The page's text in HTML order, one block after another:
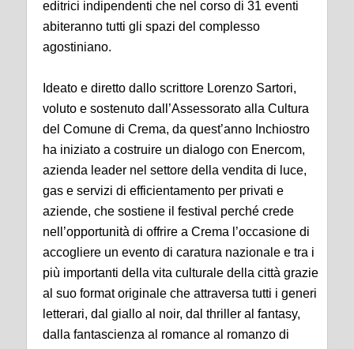
editrici indipendenti che nel corso di 31 eventi
abiteranno tutti gli spazi del complesso
agostiniano.
Ideato e diretto dallo scrittore Lorenzo Sartori,
voluto e sostenuto dall’Assessorato alla Cultura
del Comune di Crema, da quest’anno Inchiostro
ha iniziato a costruire un dialogo con Enercom,
azienda leader nel settore della vendita di luce,
gas e servizi di efficientamento per privati e
aziende, che sostiene il festival perché crede
nell’opportunità di offrire a Crema l’occasione di
accogliere un evento di caratura nazionale e tra i
più importanti della vita culturale della città grazie
al suo format originale che attraversa tutti i generi
letterari, dal giallo al noir, dal thriller al fantasy,
dalla fantascienza al romance al romanzo di